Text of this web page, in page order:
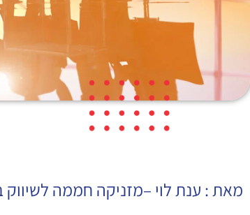
מאת : ענת לוי –מזניקה חממה לשיווק